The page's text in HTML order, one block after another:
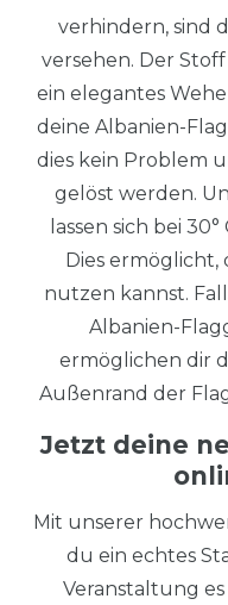
verhindern, sind
versehen. Der
ein elegantes
deine Albanien-
dies kein Problem
gelöst werden.
lassen sich bei
Dies ermöglicht,
nutzen kannst.
Albanien-
ermöglichen dir
Außenrand der
Jetzt deine
Mit unserer
du ein echtes
Veranstaltung es